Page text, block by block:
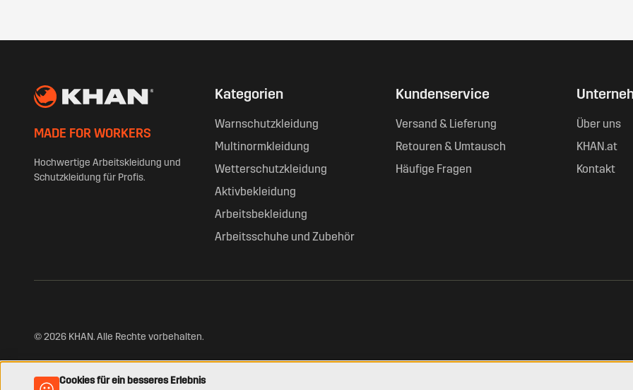
MADE FOR WORKERS
Hochwertige Arbeitskleidung und
Schutzkleidung für Profis.
Kategorien
Warnschutzkleidung
Multinormkleidung
Wetterschutzkleidung
Aktivbekleidung
Arbeitsbekleidung
Arbeitsschuhe und Zubehör
Kundenservice
Versand & Lieferung
Retouren & Umtausch
Häufige Fragen
Über uns
KHAN.at
Kontakt
© 2026 KHAN. Alle Rechte vorbehalten.
Cookies für ein besseres Erlebnis